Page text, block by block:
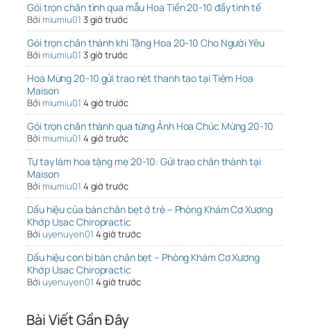
Gói trọn chân tình qua mẫu Hoa Tiền 20-10 đầy tinh tế
Bởi miumiu01 3 giờ trước
Gói trọn chân thành khi Tặng Hoa 20-10 Cho Người Yêu
Bởi miumiu01 3 giờ trước
Hoa Mừng 20-10 gửi trao nét thanh tao tại Tiệm Hoa
Maison
Bởi miumiu01 4 giờ trước
Gói trọn chân thành qua từng Ảnh Hoa Chúc Mừng 20-10
Bởi miumiu01 4 giờ trước
Tự tay làm hoa tặng mẹ 20-10: Gửi trao chân thành tại
Maison
Bởi miumiu01 4 giờ trước
Dấu hiệu của bàn chân bẹt ở trẻ – Phòng Khám Cơ Xương
Khớp Usac Chiropractic
Bởi uyenuyen01 4 giờ trước
Dấu hiệu con bị bàn chân bẹt – Phòng Khám Cơ Xương
Khớp Usac Chiropractic
Bởi uyenuyen01 4 giờ trước
Bài Viết Gần Đây